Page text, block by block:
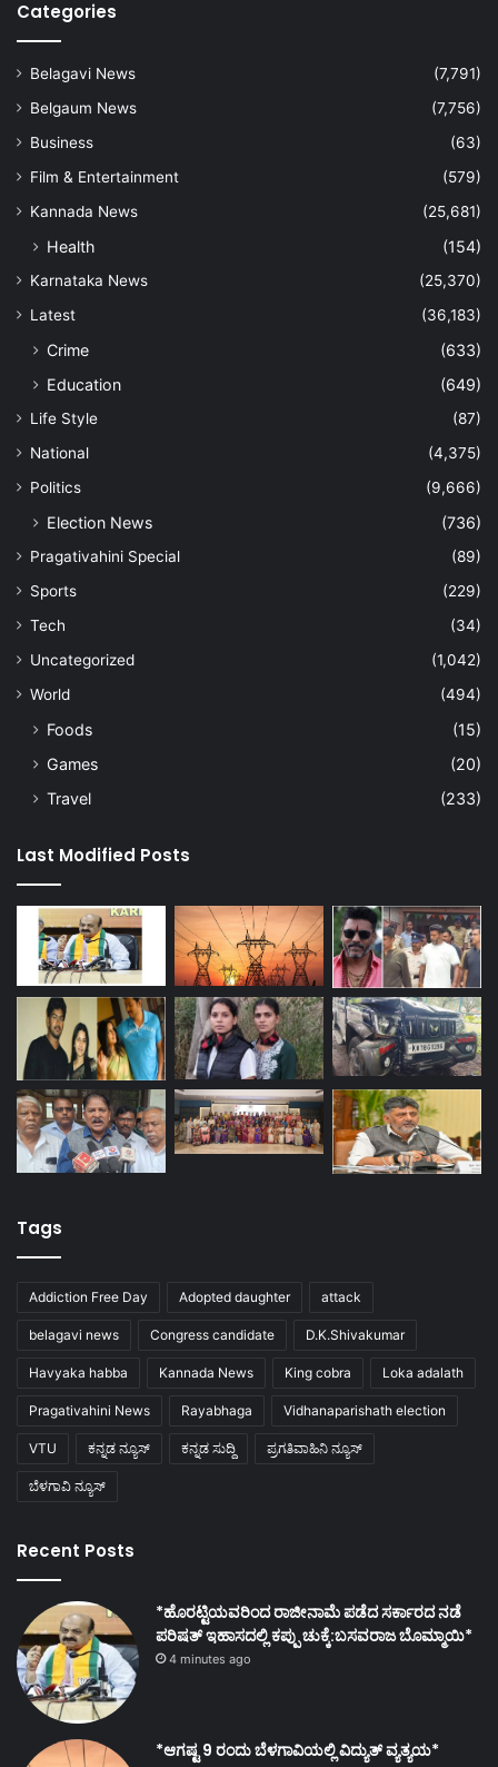
Categories
Belagavi News
(7,791)
Belgaum News
(7,756)
Business
(63)
Film & Entertainment
(579)
Kannada News
(25,681)
Health (154)
Karnataka News
(25,370)
Latest
(36,183)
Crime
(633)
Education
(649)
Life Style
(87)
National
(4,375)
Politics
(9,666)
Election News (736)
Pragativahini Special
(89)
Sports
(229)
Tech
(34)
Uncategorized
(1,042)
World
(494)
Foods
(15)
Games
(20)
Travel
(233)
Last Modified Posts
Tags
Addiction Free Day Adopted daughter attack
belagavi news Congress candidate D.K.Shivakumar
Havyaka habba Kannada News King cobra Loka adalath
Pragativahini News Rayabhaga Vidhanaparishath election
VTU ಕನ್ನಡ ನ್ಯೂಸ್ ಕನ್ನಡ ಸುದ್ದಿ ಪ್ರಗತಿವಾಹಿನಿ ನ್ಯೂಸ್
ಬೆಳಗಾವಿ ನ್ಯೂಸ್
Recent Posts
*ಹೊರಟ್ಟಿಯವರಿಂದ ರಾಜೀನಾಮೆ ಪಡೆದ ಸರ್ಕಾರದ ನಡೆ
ಪರಿಷತ್ ಇಹಾಸದಲ್ಲಿ ಕಪ್ಪು ಚುಕ್ಕೆ:ಬಸವರಾಜ ಬೊಮ್ಮಾಯಿ*
4 minutes ago
*ಆಗಷ್ಟ 9 ರಂದು ಬೆಳಗಾವಿಯಲ್ಲಿ ವಿದ್ಯುತ್ ವ್ಯತ್ಯಯ*